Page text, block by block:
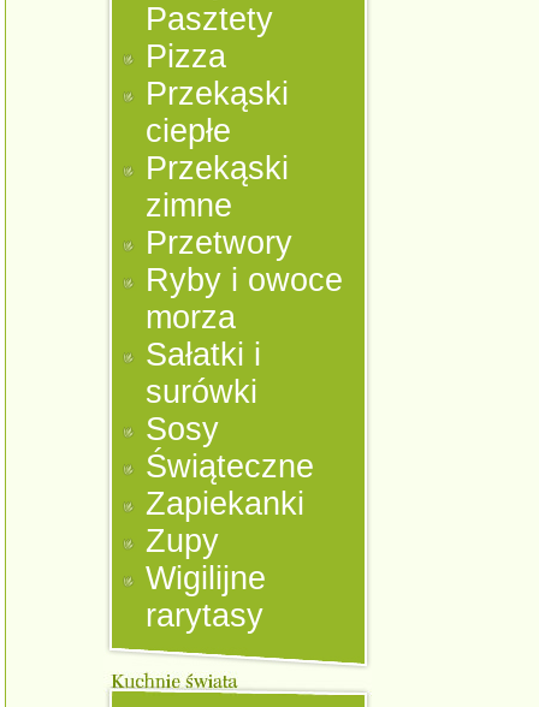
Pasztety
Pizza
Przekąski
ciepłe
Przekąski
zimne
Przetwory
Ryby i owoce
morza
Sałatki i
surówki
Sosy
Świąteczne
Zapiekanki
Zupy
Wigilijne
rarytasy